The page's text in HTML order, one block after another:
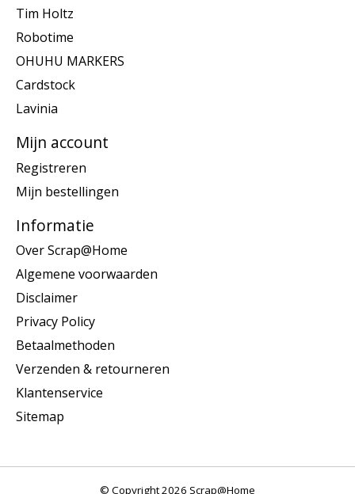
Tim Holtz
Robotime
OHUHU MARKERS
Cardstock
Lavinia
Mijn account
Registreren
Mijn bestellingen
Informatie
Over Scrap@Home
Algemene voorwaarden
Disclaimer
Privacy Policy
Betaalmethoden
Verzenden & retourneren
Klantenservice
Sitemap
© Copyright 2026 Scrap@Home